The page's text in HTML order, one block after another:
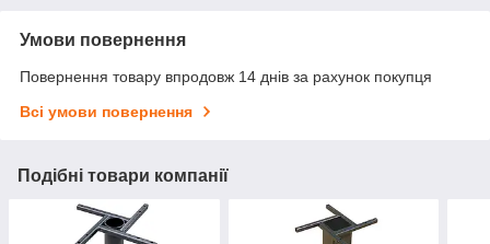
Умови повернення
Повернення товару впродовж 14 днів за рахунок покупця
Всі умови повернення
Подібні товари компанії